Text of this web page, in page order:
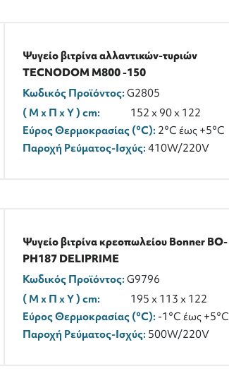
Ψυγείο βιτρίνα αλλαντικών-τυριών
TECNODOM M800 -150
Κωδικός Προϊόντος:G2805
( M x Π x Y ) cm:
152 x 90 x 122
Εύρος Θερμοκρασίας (°C): 2°C έως +5°C
Παροχή Ρεύματος-Ισχύς:410W/220V
Ψυγείο βιτρίνα κρεοπωλείου Bonner BO-
PH187 DELIPRIME
Κωδικός Προϊόντος:G9796
( M x Π x Y ) cm:
195 x 113 x 122
Εύρος Θερμοκρασίας (°C): -1°C έως +5°C
Παροχή Ρεύματος-Ισχύς: 500W/220V